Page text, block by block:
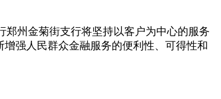
州金菊街支行将坚持以客户为中心的服务
强人民群众金融服务的便利性、可得性和